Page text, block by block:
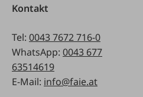
Kontakt
Tel: 0043 7672 716-0
WhatsApp: 0043 677
63514619
E-Mail: info@faie.at